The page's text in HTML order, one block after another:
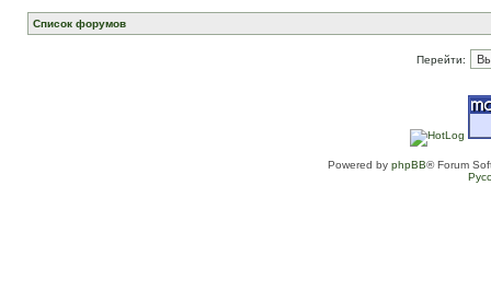
Список форумов
Перейти:
Powered by phpBB® Forum